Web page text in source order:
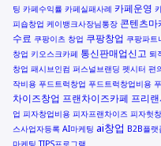
팅 카페수익률 카페실패사례 카페운영
피숍창업 케이뱅크사장님통장 콘텐츠마
수료 쿠팡이츠 창업 쿠팡창업 쿠팡파트
창업 키오스크카페 통신판매업신고 퇴
창업 패시브인컴 퍼스널브랜딩 펫시터 편
작비용 푸드트럭창업 푸드트럭창업비용
차이즈창업 프랜차이즈카페 프리랜
업 피자창업비용 피자프랜차이즈 피자헛
스사업자등록 AI마케팅 ai창업 B2B플랫
마케팅 TIPS프로그램